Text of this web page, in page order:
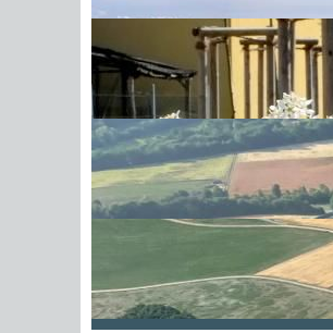
Sonnenschein am Morgen im
Ahornwald
akzeptiere dieDatenschutz­
erklärung
Kopie an Absender
Seite drucken
PDF drucken
Öffnungszeiten